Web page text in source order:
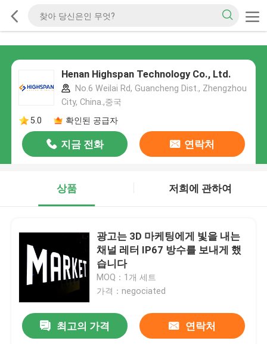
Henan Highspan Technology Co., Ltd.
No.6 Weilai Rd, Guancheng Dist., Zhengzhou
City, China.,중국
5.0
확인된 공급자
지금 전화 연락처
상품 저희에 관하여
광고는 3D 마케팅에게 빛을 내는
채널 레터 IP67 방수를 보내게 했
습니다
MOQ：1개 세트
가격：negociated
최고의 가격 연락처